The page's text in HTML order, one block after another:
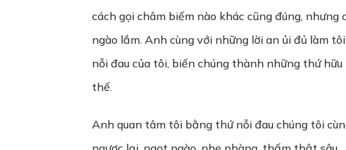
cách gọi châm biếm nào khác cũng đúng,
ngào lắm. Anh cùng với những lời an ủi đủ làm
nỗi đau của tôi, biến chúng thành những thứ
thế.
Anh quan tâm tôi bằng thứ nỗi đau chúng tôi